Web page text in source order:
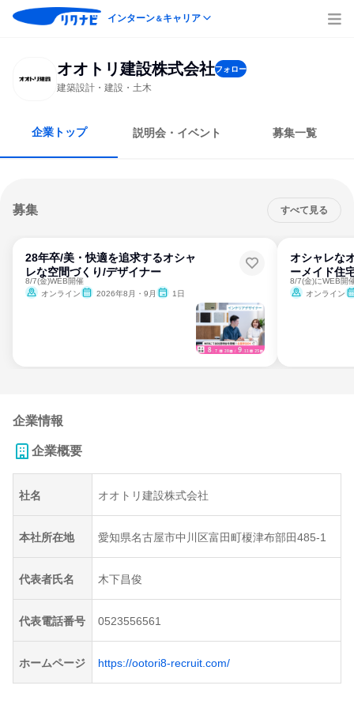
インターン＆キャリア
オオトリ建設株式会社フォロー
建築設計・建設・土木
企業トップ 説明会・イベント 募集一覧
募集 すべて見る
28年卒/美・快適を追求するオシャ
レな空間づくり/デザイナー
8/7(金)WEB開催
オンライン
2026年8月・9月 1日
オシャレな
ーメイド住
8/7(金)にWEB開
オンライン
企業情報
企業概要
社名 オオトリ建設株式会社
本社所在地 愛知県名古屋市中川区富田町榎津布部田485-1
代表者氏名 木下昌俊
代表電話番号 0523556561
ホームページ https://ootori8-recruit.com/